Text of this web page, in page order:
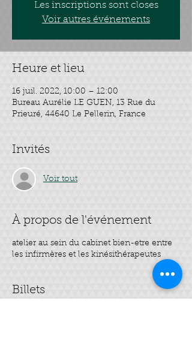
Les inscriptions sont closes
Voir autres événements
Heure et lieu
16 juil. 2022, 10:00 – 12:00
Bureau Aurélie LE GUEN, 13 Rue du
Prieuré, 44640 Le Pellerin, France
Invités
Voir tout
À propos de l'événement
atelier au sein du cabinet bien-etre entre
les infirmères et les kinésithérapeutes
Billets